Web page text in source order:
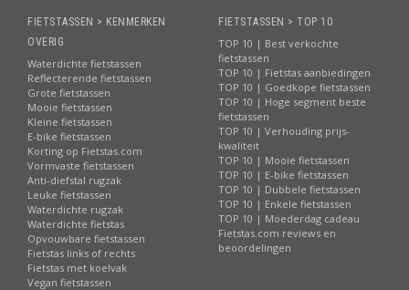
FIETSTASSEN > KENMERKEN
OVERIG
Waterdichte fietstassen
Reflecterende fietstassen
Grote fietstassen
Mooie fietstassen
Kleine fietstassen
E-bike fietstassen
Korting op Fietstas.com
Vormvaste fietstassen
Anti-diefstal rugzak
Leuke fietstassen
Waterdichte rugzak
Waterdichte fietstas
Opvouwbare fietstassen
Fietstas links of rechts
Fietstas met koelvak
Vegan fietstassen
FIETSTASSEN > TOP 10
TOP 10 | Best verkochte
fietstassen
TOP 10 | Fietstas aanbiedingen
TOP 10 | Goedkope fietstassen
TOP 10 | Hoge segment beste
fietstassen
TOP 10 | Verhouding prijs-
kwaliteit
TOP 10 | Mooie fietstassen
TOP 10 | E-bike fietstassen
TOP 10 | Dubbele fietstassen
TOP 10 | Enkele fietstassen
TOP 10 | Moederdag cadeau
Fietstas.com reviews en
beoordelingen